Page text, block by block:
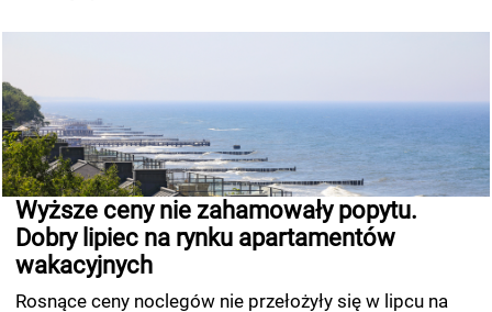
Wyższe ceny nie zahamowały popytu.
Dobry lipiec na rynku apartamentów
wakacyjnych
Rosnące ceny noclegów nie przełożyły się w lipcu na